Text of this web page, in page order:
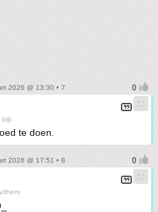
2026 @ 13:30 • 7
bijt.
te doen.
2026 @ 17:51 • 8
them